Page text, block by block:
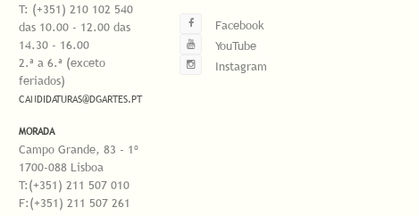
T: (+351) 210 102 540
das 10.00 - 12.00 das
14.30 - 16.00
2.ª a 6.ª (exceto
feriados)
CANDIDATURAS@DGARTES.PT
MORADA
Campo Grande, 83 - 1º
1700-088 Lisboa
T:(+351) 211 507 010
F:(+351) 211 507 261
Facebook
YouTube
Instagram